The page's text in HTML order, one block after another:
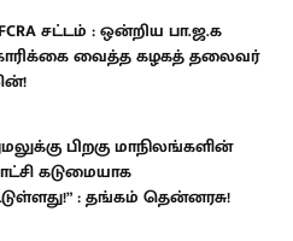
சட்டம் : ஒன்றிய பா.ஜ.க
வைத்த கழகத் தலைவர்
பிறகு மாநிலங்களின்
கடுமையாக
: தங்கம் தென்னரசு!